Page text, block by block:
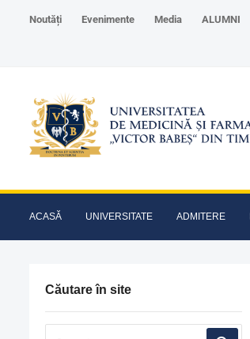
Noutăți Evenimente Media ALUMNI
ACASĂ UNIVERSITATE ADMITERE
Căutare în site